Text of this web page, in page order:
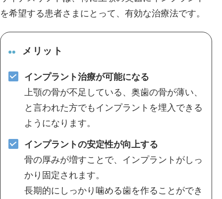
を希望する患者さまにとって、有効な治療法です。
メリット
インプラント治療が可能になる
上顎の骨が不足している、奥歯の骨が薄い、
と言われた方でもインプラントを埋入できる
ようになります。
インプラントの安定性が向上する
骨の厚みが増すことで、インプラントがしっ
かり固定されます。
長期的にしっかり噛める歯を作ることができ